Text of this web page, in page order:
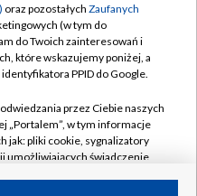
oraz pozostałych Zaufanych
(w tym do
do Twoich zainteresowań i
które wskazujemy poniżej, a
PPID do Google.
przez Ciebie naszych
„Portalem”, w tym informacje
jak: pliki cookie, sygnalizatory
umożliwiających świadczenie